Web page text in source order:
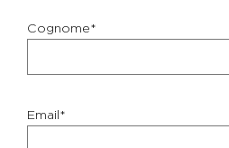
Cognome*
Email*